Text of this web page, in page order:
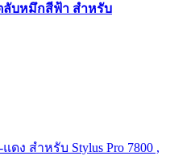
ตลับหมึกสีฟ้า สำหรับ